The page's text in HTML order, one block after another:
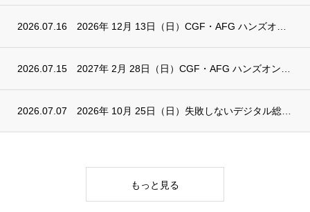
2026.07.16
2026.07.15
2026.07.07
もっと見る